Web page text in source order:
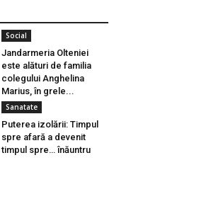
Social
Jandarmeria Olteniei
este alături de familia
colegului Anghelina
Marius, în grele...
Sanatate
Puterea izolării: Timpul
spre afară a devenit
timpul spre… înăuntru